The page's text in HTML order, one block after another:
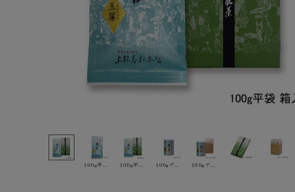
100g平袋 ￥1,620 100g平袋 箱入り（箱別売り） ￥1,620 100gプルトップ缶 ￥1,728 100gプルトップ缶 箱入り（箱別売り） ￥1,728